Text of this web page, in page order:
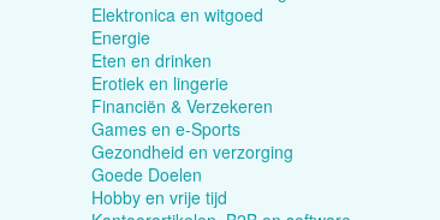
Elektronica en witgoed
Energie
Eten en drinken
Erotiek en lingerie
Financiën & Verzekeren
Games en e-Sports
Gezondheid en verzorging
Goede Doelen
Hobby en vrije tijd